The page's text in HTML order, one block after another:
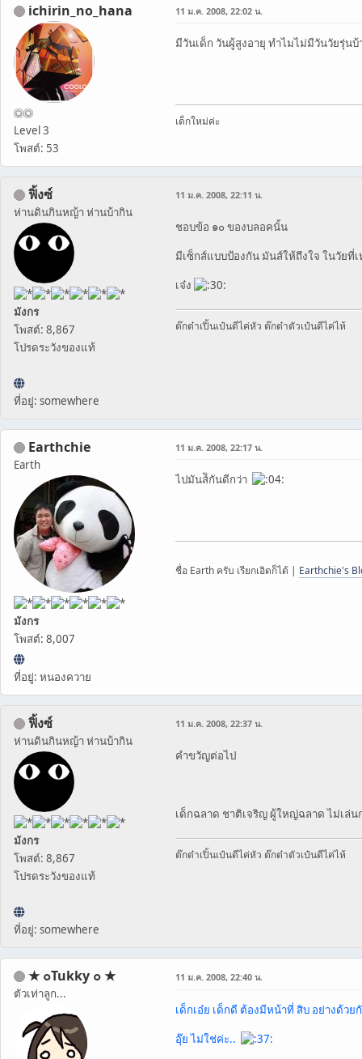
ichirin_no_hana
Level 3
โพสต์: 53
11 ม.ค. 2008, 22:02 น.
มีวันเด็ก วันผู้สูงอายุ ทำไมไม่มีวันวัยรุ่นบ้
เด็กใหม่ค่ะ
ฟิ้งซ์
ห่านดินกินหญ้า ห่านบ้ากิน
มังกร
โพสต์: 8,867
โปรดระวังของแท้
ที่อยู่: somewhere
11 ม.ค. 2008, 22:11 น.
ชอบข้อ ๑๐ ของบลอคนั้น
มี​เซ็กส์​แบบป้อง​กัน​ ​มันส์​ให้​ถึง​ใจ​ ​ใน​วัยที่​
เจ๋ง
ต๊กต๋าเปิ้นเป๋นดีไค่หัว ต๊กต๋าตัวเป๋นดีไค่ไห้
Earthchie
Earth
มังกร
โพสต์: 8,007
ที่อยู่: หนองควาย
11 ม.ค. 2008, 22:17 น.
ไปมันส์ักันดีกว่า
ชื่อ Earth ครับ เรียกเอิดก็ได้ | Earthchie's
ฟิ้งซ์
ห่านดินกินหญ้า ห่านบ้ากิน
มังกร
โพสต์: 8,867
โปรดระวังของแท้
ที่อยู่: somewhere
11 ม.ค. 2008, 22:37 น.
คำขวัญต่อไป
เด็กฉลาด ชาติเจริญ ผู้ใหญ่ฉลาด ไม่เล่น
ต๊กต๋าเปิ้นเป๋นดีไค่หัว ต๊กต๋าตัวเป๋นดีไค่ไห้
★ ๐Tukky ๐ ★
ตัวเท่าลูก...
11 ม.ค. 2008, 22:40 น.
เด็กเอ๋ย เด็กดี ต้องมีหน้าที่ สิบ อย่างด้ว
อุ๊ย ไม่ใช่ค่ะ..